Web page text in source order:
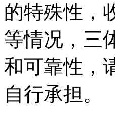
的特殊性，
等情况，三
和可靠性，
自行承担。